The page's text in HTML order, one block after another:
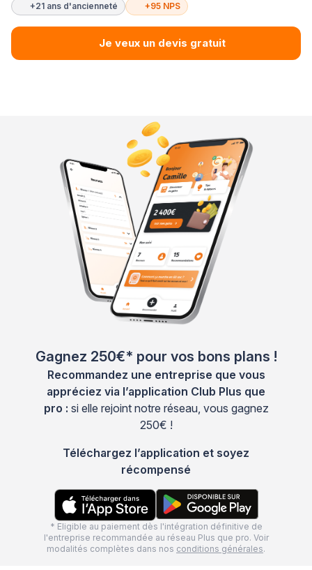
+21 ans d'ancienneté +95 NPS
Je veux un devis gratuit
Gagnez 250€* pour vos bons plans !
Recommandez une entreprise que vous
appréciez via l’application Club Plus que
pro : si elle rejoint notre réseau, vous gagnez
250€ !
Téléchargez l’application et soyez
récompensé
* Eligible au paiement dès l'intégration définitive de
l'entreprise recommandée au réseau Plus que pro. Voir
modalités complètes dans nos conditions générales.